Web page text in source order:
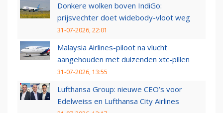
Donkere wolken boven IndiGo:
prijsvechter doet widebody-vloot weg
31-07-2026, 22:01
Malaysia Airlines-piloot na vlucht
aangehouden met duizenden xtc-pillen
31-07-2026, 13:55
Lufthansa Group: nieuwe CEO’s voor
Edelweiss en Lufthansa City Airlines